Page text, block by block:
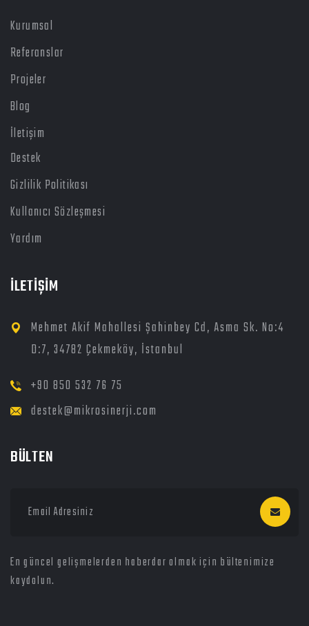
Kurumsal
Referanslar
Projeler
Blog
İletişim
Destek
Gizlilik Politikası
Kullanıcı Sözleşmesi
Yardım
İLETİŞİM
Mehmet Akif Mahallesi Şahinbey Cd, Asma Sk. No:4
D:7, 34782 Çekmeköy, İstanbul
+90 850 532 76 75
destek@mikrosinerji.com
BÜLTEN
En güncel gelişmelerden haberdar olmak için bültenimize
kaydolun.